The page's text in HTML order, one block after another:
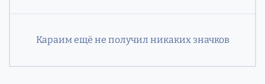
Караим ещё не получил никаких значков